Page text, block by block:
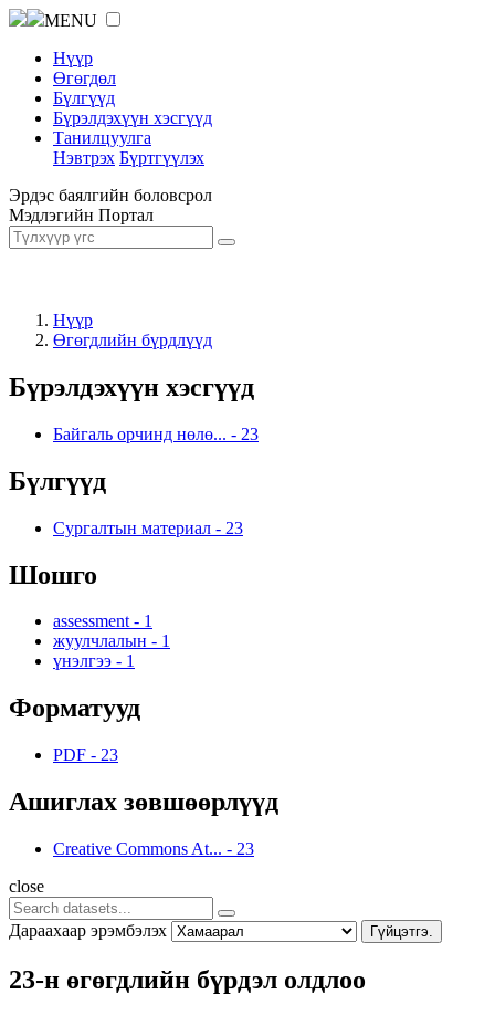
MENU
Нүүр
Өгөгдөл
Бүлгүүд
Бүрэлдэхүүн хэсгүүд
Танилцуулга
Нэвтрэх Бүртгүүлэх
Эрдэс баялгийн боловсрол
Мэдлэгийн Портал
Нүүр
Өгөгдлийн бүрдлүүд
Бүрэлдэхүүн хэсгүүд
Байгаль орчинд нөлө... - 23
Бүлгүүд
Сургалтын материал - 23
Шошго
assessment - 1
жуулчлалын - 1
үнэлгээ - 1
Форматууд
PDF - 23
Ашиглах зөвшөөрлүүд
Creative Commons At... - 23
close
Дараахаар эрэмбэлэх Гүйцэтгэ.
23-н өгөгдлийн бүрдэл олдлоо